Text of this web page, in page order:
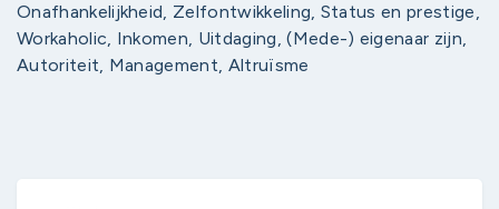
Onafhankelijkheid, Zelfontwikkeling, Status en prestige,
Workaholic, Inkomen, Uitdaging, (Mede-) eigenaar zijn,
Autoriteit, Management, Altruïsme